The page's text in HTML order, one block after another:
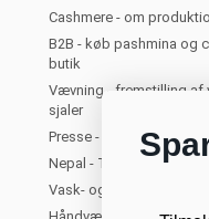
Cashmere - om
B2B - køb pashmina og
butik
Vævning - fremstilling
sjaler
Presse - PashminaWear
Nepal - Turist i
Vask- og plejeanvisning